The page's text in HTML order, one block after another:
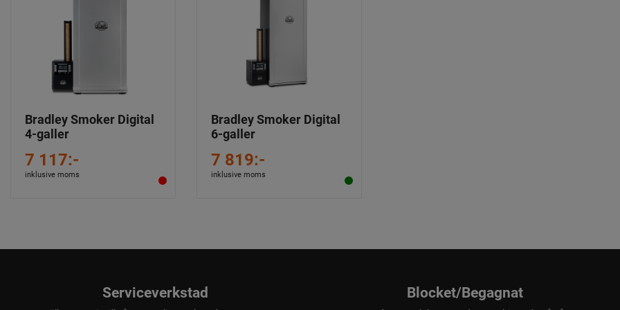
Bradley Smoker Digital
4-galler
7 117:-
inklusive moms
Bradley Smoker Digital
6-galler
7 819:-
inklusive moms
Serviceverkstad Blocket/Begagnat